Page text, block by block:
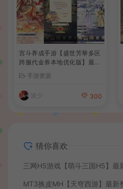
宫斗养成手游【盛世芳華多区
跨服代金券本地优化版】最新
整理单机一键即玩端+Linux
手工服务端+CDK授权后台
+安卓+详细搭建教程
手游资源
波少 300
猜你喜欢